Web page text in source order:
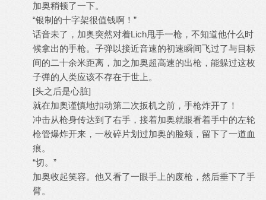
加奥稍顿了一下。
“银制的十字架很值钱啊！”
话音未了，加奥突然对着Lich甩手一枪，不知道他什么时
候拿出的手枪。子弹以接近音速的初速瞬间飞过了与目标
间的二十余米距离，加之加奥超高速的出枪，能躲过这枚
子弹的人类应该不存在于世上。
[头之后是心脏]
就在加奥谨慎地扣动第二次扳机之前，手枪炸开了！
冲击从枪身传达到了右手，接着加奥就眼看着手中的左轮
枪管爆炸开来，一枚碎片划过加奥的脸颊，留下了一道血
痕。
“切。”
加奥收起笑容。他又看了一眼手上的废枪，然后垂下了手
臂。